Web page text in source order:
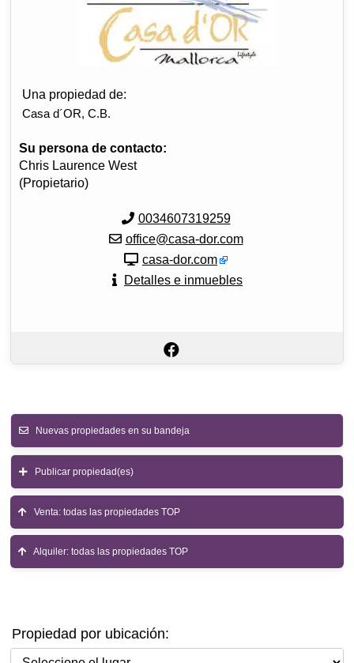
Una propiedad de:
Casa d´OR, C.B.
Su persona de contacto:
Chris Laurence West
(Propietario)
0034607319259
office@casa-dor.com
casa-dor.com
Detalles e inmuebles
Nuevas propiedades en su bandeja
Publicar propiedad(es)
Venta: todas las propiedades TOP
Alquiler: todas las propiedades TOP
Propiedad por ubicación:
Seleccione el lugar